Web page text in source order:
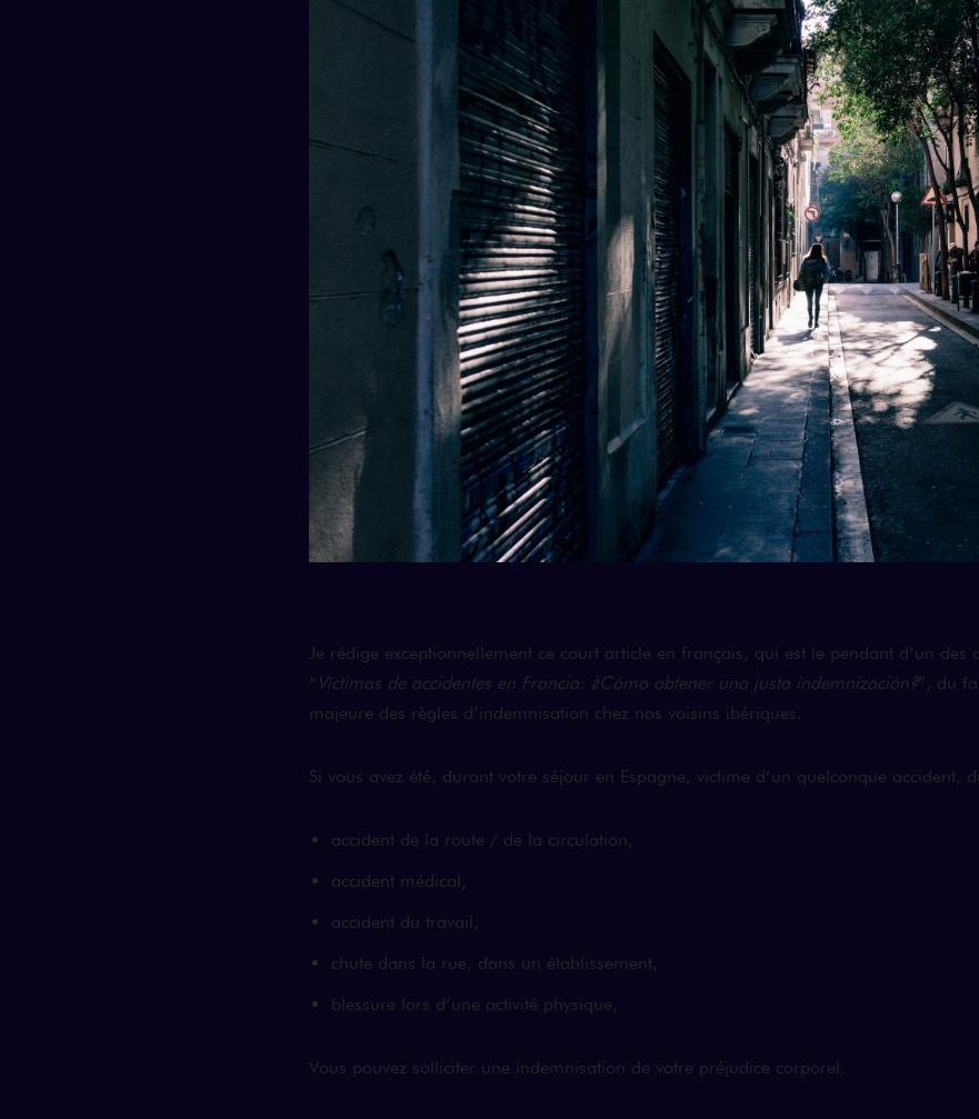
Je rédige exceptionnellement ce court article en français, qui est le pendant d’un des
“ Víctimas de accidentes en Francia: ¿Cómo obtener una justa indemnización?”, du
majeure des règles d’indemnisation chez nos voisins ibériques.
Si vous avez été, durant votre séjour en Espagne, victime d’un quelconque accident,
accident de la route / de la circulation,
accident médical,
accident du travail,
chute dans la rue, dans un établissement,
blessure lors d’une activité physique,
Vous pouvez solliciter une indemnisation de votre préjudice corporel.